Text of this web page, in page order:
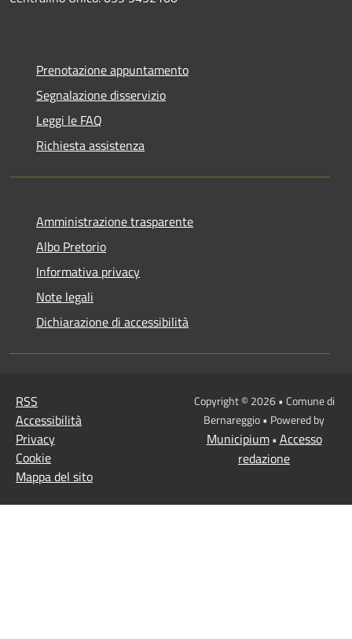
Prenotazione appuntamento
Segnalazione disservizio
Leggi le FAQ
Richiesta assistenza
Amministrazione trasparente
Albo Pretorio
Informativa privacy
Note legali
Dichiarazione di accessibilità
RSS
Accessibilità
Privacy
Cookie
Mappa del sito
Copyright © 2026 • Comune di
Bernareggio • Powered by
Municipium• Accesso
redazione